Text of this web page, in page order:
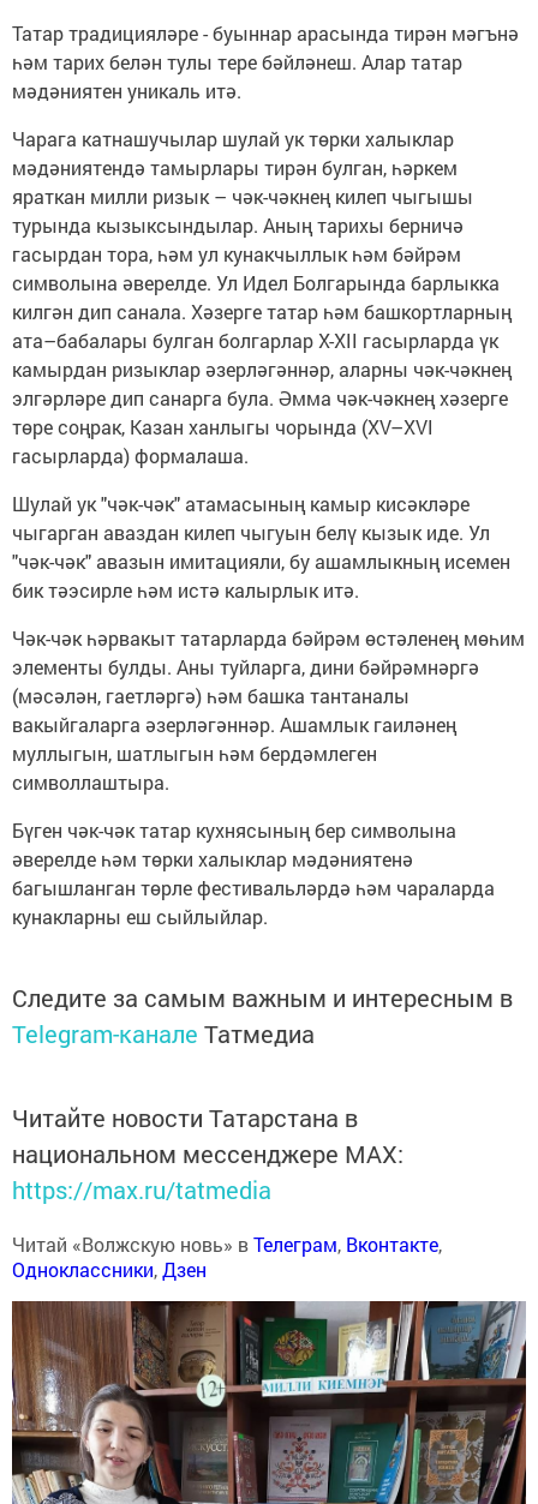
Татар традицияләре - буыннар арасында тирән мәгънә
һәм тарих белән тулы тере бәйләнеш. Алар татар
мәдәниятен уникаль итә.
Чарага катнашучылар шулай ук төрки халыклар
мәдәниятендә тамырлары тирән булган, һәркем
яраткан милли ризык – чәк-чәкнең килеп чыгышы
турында кызыксындылар. Аның тарихы берничә
гасырдан тора, һәм ул кунакчыллык һәм бәйрәм
символына әверелде. Ул Идел Болгарында барлыкка
килгән дип санала. Хәзерге татар һәм башкортларның
ата–бабалары булган болгарлар X-XII гасырларда үк
камырдан ризыклар әзерләгәннәр, аларны чәк-чәкнең
элгәрләре дип санарга була. Әмма чәк-чәкнең хәзерге
төре соңрак, Казан ханлыгы чорында (XV–XVI
гасырларда) формалаша.
Шулай ук "чәк-чәк" атамасының камыр кисәкләре
чыгарган аваздан килеп чыгуын белү кызык иде. Ул
"чәк-чәк" авазын имитацияли, бу ашамлыкның исемен
бик тәэсирле һәм истә калырлык итә.
Чәк-чәк һәрвакыт татарларда бәйрәм өстәленең мөһим
элементы булды. Аны туйларга, дини бәйрәмнәргә
(мәсәлән, гаетләргә) һәм башка тантаналы
вакыйгаларга әзерләгәннәр. Ашамлык гаиләнең
муллыгын, шатлыгын һәм бердәмлеген
символлаштыра.
Бүген чәк-чәк татар кухнясының бер символына
әверелде һәм төрки халыклар мәдәниятенә
багышланган төрле фестивальләрдә һәм чараларда
кунакларны еш сыйлыйлар.
Следите за самым важным и интересным в
Telegram-канале Татмедиа
Читайте новости Татарстана в
национальном мессенджере MАХ:
https://max.ru/tatmedia
Читай «Волжскую новь» вТелеграм, Вконтакте,
Одноклассники,Дзен